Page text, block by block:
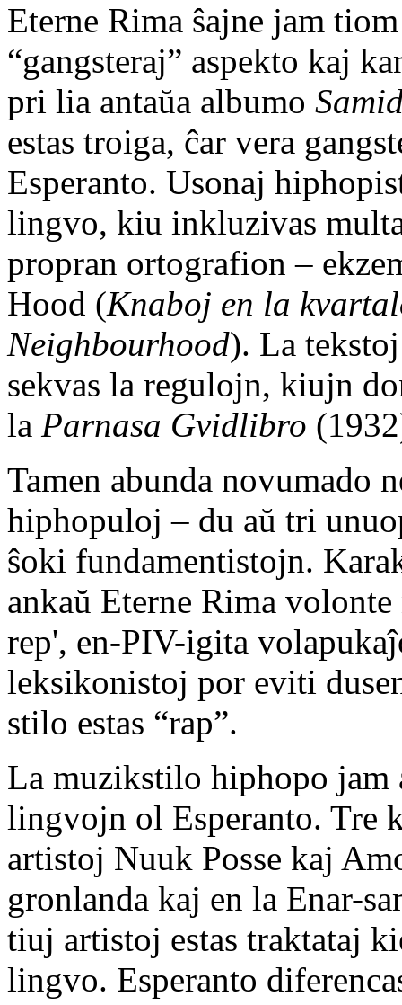
Eterne Rima ŝajne jam
“gangsteraj” aspekto kaj
pri lia antaŭa albumo
estas troiga, ĉar vera
Esperanto. Usonaj
lingvo, kiu inkluzivas
propran ortografion –
Hood (Knaboj en la
Neighbourhood). La
sekvas la regulojn, kiujn
la Parnasa Gvidlibro
Tamen abunda novumado
hiphopuloj – du aŭ tri
ŝoki fundamentistojn.
ankaŭ Eterne Rima
rep', en-PIV-igita
leksikonistoj por eviti
stilo estas “rap”.
La muzikstilo hiphopo jam
lingvojn ol Esperanto. Tre
artistoj Nuuk Posse kaj
gronlanda kaj en la Enar-
tiuj artistoj estas traktataj
lingvo. Esperanto